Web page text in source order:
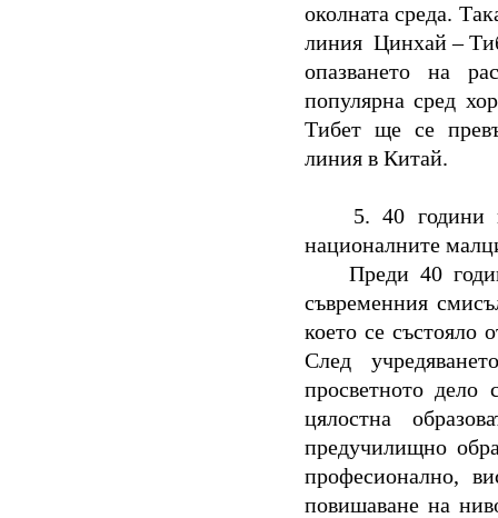
околната среда.
линия Цинхай –
опазването на
популярна сред
Тибет ще се
линия в Китай.
5.40 години
националните
Преди 40
съвременния
което се състояло
След
просветното дело
цялостна
предучилищно
професионално,
повишаване на